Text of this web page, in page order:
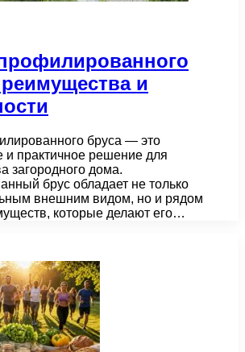
и
бруса — это
и практичное решение для
загородного дома.
брус обладает не только
внешним видом, но и рядом
которые делают его…